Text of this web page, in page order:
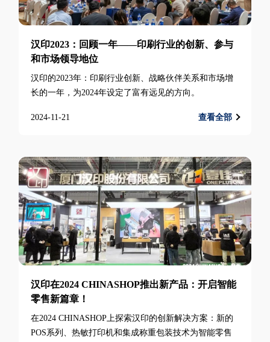
汉印2023：回顾一年——印刷行业的创新、参与
和市场领导地位
汉印的2023年：印刷行业创新、战略伙伴关系和市场增
长的一年，为2024年设定了富有远见的方向。
2024-11-21 查看全部
汉印在2024 CHINASHOP推出新产品：开启智能
零售新篇章！
在2024 CHINASHOP上探索汉印的创新解决方案：新的
POS系列、热敏打印机和集成称重包装技术为智能零售